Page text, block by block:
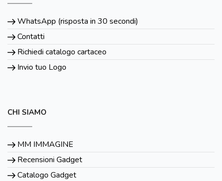
WhatsApp (risposta in 30 secondi)
Contatti
Richiedi catalogo cartaceo
Invio tuo Logo
CHI SIAMO
MM IMMAGINE
Recensioni Gadget
Catalogo Gadget